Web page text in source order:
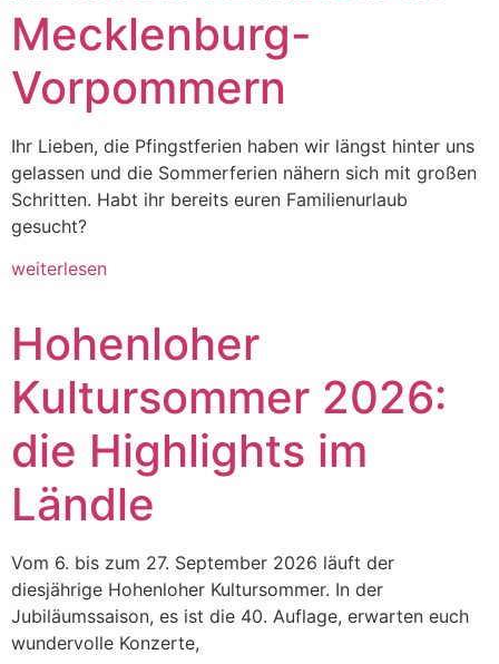
Mecklenburg-
Vorpommern
Ihr Lieben, die Pfingstferien haben wir längst hinter uns
gelassen und die Sommerferien nähern sich mit großen
Schritten. Habt ihr bereits euren Familienurlaub
gesucht?
weiterlesen
Hohenloher
Kultursommer 2026:
die Highlights im
Ländle
Vom 6. bis zum 27. September 2026 läuft der
diesjährige Hohenloher Kultursommer. In der
Jubiläumssaison, es ist die 40. Auflage, erwarten euch
wundervolle Konzerte,